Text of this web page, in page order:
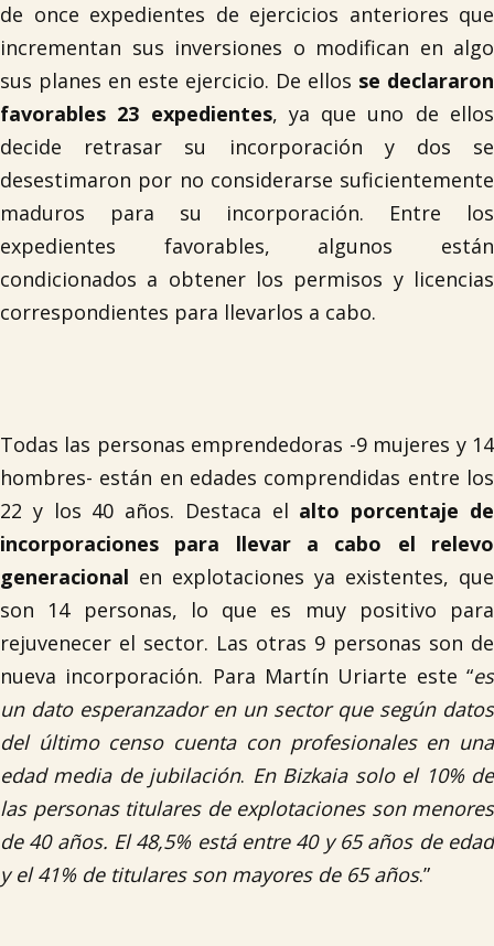
de once expedientes de ejercicios anteriores que
incrementan sus inversiones o modifican en algo
sus planes en este ejercicio. De ellos se declararon
favorables 23 expedientes, ya que uno de ellos
decide retrasar su incorporación y dos se
desestimaron por no considerarse suficientemente
maduros para su incorporación. Entre los
expedientes favorables, algunos están
condicionados a obtener los permisos y licencias
correspondientes para llevarlos a cabo.
Todas las personas emprendedoras -9 mujeres y 14
hombres- están en edades comprendidas entre los
22 y los 40 años. Destaca el alto porcentaje de
incorporaciones para llevar a cabo el relevo
generacional en explotaciones ya existentes, que
son 14 personas, lo que es muy positivo para
rejuvenecer el sector. Las otras 9 personas son de
nueva incorporación. Para Martín Uriarte este “es
un dato esperanzador en un sector que según datos
del último censo cuenta con profesionales en una
edad media de jubilación. En Bizkaia solo el 10% de
las personas titulares de explotaciones son menores
de 40 años. El 48,5% está entre 40 y 65 años de edad
y el 41% de titulares son mayores de 65 años.”